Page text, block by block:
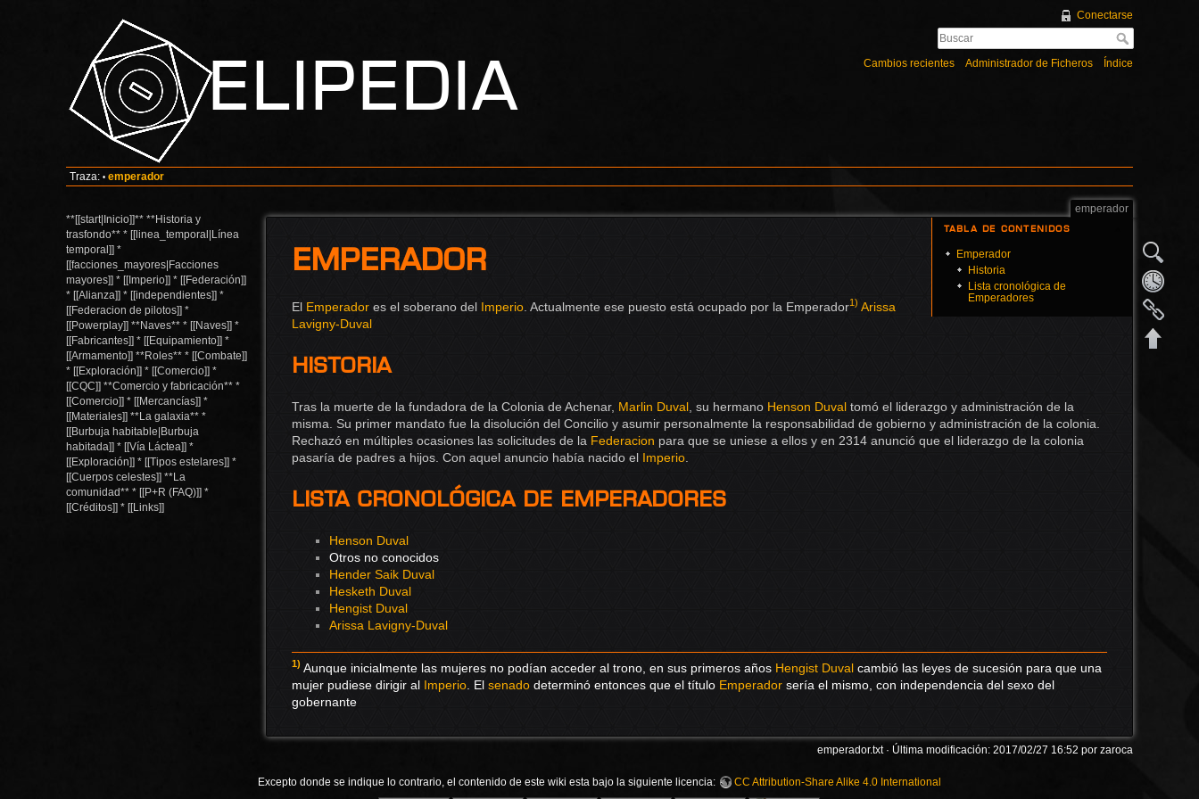
Elipedia
Conectarse
Cambios recientes Administrador de Ficheros Índice
Traza: • emperador
**[[start|Inicio]]** **Historia y
trasfondo** * [[linea_temporal|Línea
temporal]] *
[[facciones_mayores|Facciones
mayores]] * [[Imperio]] * [[Federación]]
* [[Alianza]] * [[independientes]] *
[[Federacion de pilotos]] *
[[Powerplay]] **Naves** * [[Naves]] *
[[Fabricantes]] * [[Equipamiento]] *
[[Armamento]] **Roles** * [[Combate]]
* [[Exploración]] * [[Comercio]] *
[[CQC]] **Comercio y fabricación** *
[[Comercio]] * [[Mercancías]] *
[[Materiales]] **La galaxia** *
[[Burbuja habitable|Burbuja
habitada]] * [[Vía Láctea]] *
[[Exploración]] * [[Tipos estelares]] *
[[Cuerpos celestes]] **La
comunidad** * [[P+R (FAQ)]] *
[[Créditos]] * [[Links]]
emperador
Tabla de Contenidos
Emperador
Historia
Lista cronológica de
Emperadores
Emperador
El Emperadores el soberano del Imperio. Actualmente ese puesto está ocupado por la Emperador1) Arissa
Lavigny-Duval
Historia
Tras la muerte de la fundadora de la Colonia de Achenar, Marlin Duval, su hermano Henson Duvaltomó el liderazgo y administración de la
misma. Su primer mandato fue la disolución del Concilio y asumir personalmente la responsabilidad de gobierno y administración de la colonia.
Rechazó en múltiples ocasiones las solicitudes de la Federacion para que se uniese a ellos y en 2314 anunció que el liderazgo de la colonia
pasaría de padres a hijos. Con aquel anuncio había nacido el Imperio.
Lista cronológica de Emperadores
Henson Duval
Otros no conocidos
Hender Saik Duval
Hesketh Duval
Hengist Duval
Arissa Lavigny-Duval
1) Aunque inicialmente las mujeres no podían acceder al trono, en sus primeros años Hengist Duvalcambió las leyes de sucesión para que una
mujer pudiese dirigir al Imperio. El senadodeterminó entonces que el título Emperadorsería el mismo, con independencia del sexo del
gobernante
emperador.txt· Última modificación: 2017/02/27 16:52 porzaroca
Excepto donde se indique lo contrario, el contenido de este wiki esta bajo la siguiente licencia: CC Attribution-Share Alike 4.0 International